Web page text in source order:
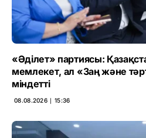
«Әділет» партиясы:
мемлекет, ал «Заң және
міндетті
08.08.2026 ∣ 15:36